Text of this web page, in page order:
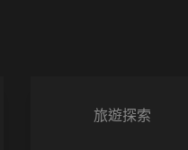
旅遊探索